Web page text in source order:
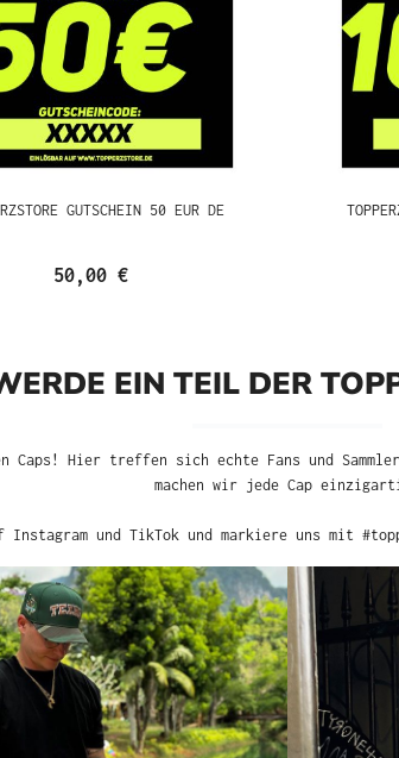
GUTSCHEIN 50 EUR DE
50,00 €
EIN TEIL DER
Hier treffen sich echte Fans und Sammler,
jede Cap einzigartig!
auf Instagram und TikTok und markiere uns mit